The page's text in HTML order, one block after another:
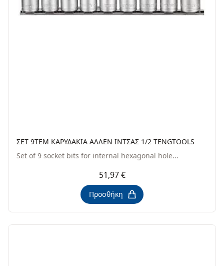
ΣΕΤ 9TEM ΚΑΡΥΔΑΚΙΑ ΑΛΛΕΝ ΙΝΤΣΑΣ 1/2 TENGTOOLS
Set of 9 socket bits for internal hexagonal hole...
51,97 €
Προσθήκη